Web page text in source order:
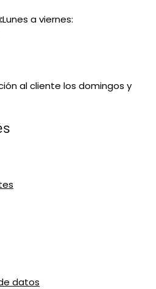
Lunes a viernes:
al cliente los domingos y
datos